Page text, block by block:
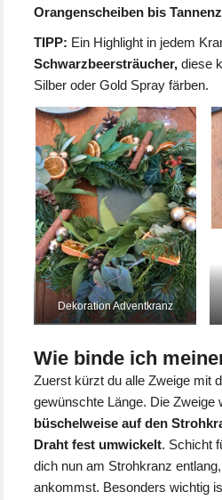
Orangenscheiben bis
TIPP: Ein Highlight in jedem
Schwarzbeersträucher,diese
Silber oder Gold Spray färben.
Dekoration Adventkranz
Wie binde ich
Zuerst kürzt du alle Zweige mit
gewünschte Länge. Die Zweige
büschelweise auf den
Draht fest umwickelt. Schicht
dich nun am Strohkranz
ankommst. Besonders wichtig